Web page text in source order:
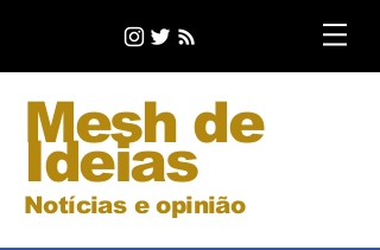
Mesh de
Ideias
Notícias e opinião